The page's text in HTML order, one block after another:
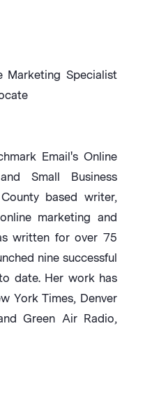
Marketing Specialist
Email's Online
Small Business
based writer,
marketing and
written for over 75
nine successful
date. Her work has
York Times, Denver
Green Air Radio,